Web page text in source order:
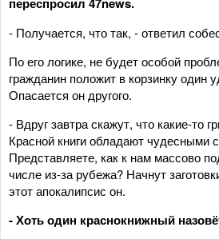
- Получается, что так, - ответил
По его логике, не будет особой
гражданин положит в корзинку один
Опасается он другого.
- Вдруг завтра скажут, что какие-то
Красной книги обладают чудесными
Представляете, как к нам массово
числе из-за рубежа? Начнут
этот апокалипсис он.
- Хоть один краснокнижный